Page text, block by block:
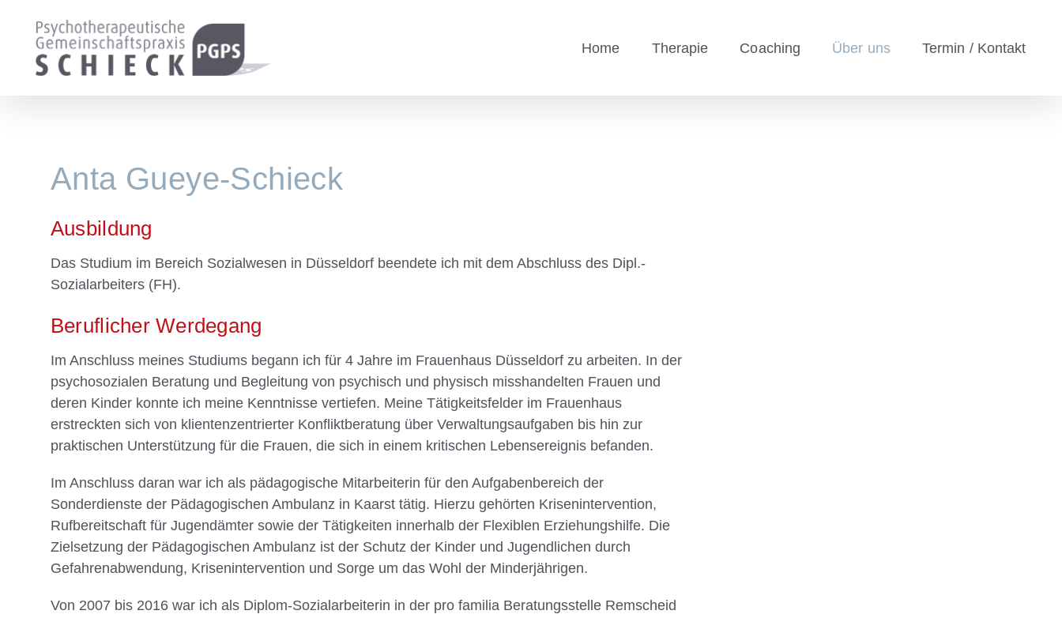
springen
Home Therapie Coaching Über uns Termin / Kontakt
Anta Gueye-Schieck
Ausbildung
Das Studium im Bereich Sozialwesen in Düsseldorf beendete ich mit dem Abschluss des Dipl.-
Sozialarbeiters (FH).
Beruflicher Werdegang
Im Anschluss meines Studiums begann ich für 4 Jahre im Frauenhaus Düsseldorf zu arbeiten. In der
psychosozialen Beratung und Begleitung von psychisch und physisch misshandelten Frauen und
deren Kinder konnte ich meine Kenntnisse vertiefen. Meine Tätigkeitsfelder im Frauenhaus
erstreckten sich von klientenzentrierter Konfliktberatung über Verwaltungsaufgaben bis hin zur
praktischen Unterstützung für die Frauen, die sich in einem kritischen Lebensereignis befanden.
Im Anschluss daran war ich als pädagogische Mitarbeiterin für den Aufgabenbereich der
Sonderdienste der Pädagogischen Ambulanz in Kaarst tätig. Hierzu gehörten Krisenintervention,
Rufbereitschaft für Jugendämter sowie der Tätigkeiten innerhalb der Flexiblen Erziehungshilfe. Die
Zielsetzung der Pädagogischen Ambulanz ist der Schutz der Kinder und Jugendlichen durch
Gefahrenabwendung, Krisenintervention und Sorge um das Wohl der Minderjährigen.
Von 2007 bis 2016 war ich als Diplom-Sozialarbeiterin in der pro familia Beratungsstelle Remscheid